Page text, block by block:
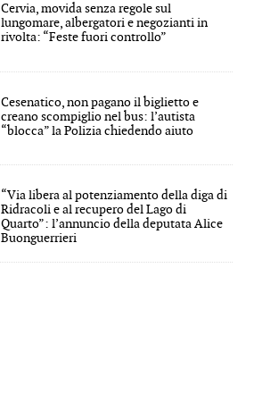
Cervia, movida senza regole sul
lungomare, albergatori e negozianti in
rivolta: “Feste fuori controllo”
Cesenatico, non pagano il biglietto e
creano scompiglio nel bus: l’autista
“blocca” la Polizia chiedendo aiuto
“Via libera al potenziamento della diga di
Ridracoli e al recupero del Lago di
Quarto”: l’annuncio della deputata Alice
Buonguerrieri